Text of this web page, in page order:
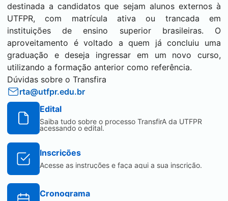
destinada a candidatos que sejam alunos externos à
UTFPR, com matrícula ativa ou trancada em
instituições de ensino superior brasileiras. O
aproveitamento é voltado a quem já concluiu uma
graduação e deseja ingressar em um novo curso,
utilizando a formação anterior como referência.
Dúvidas sobre o Transfira
rta@utfpr.edu.br
Edital
Saiba tudo sobre o processo TransfirA da UTFPR
acessando o edital.
Inscrições
Acesse as instruções e faça aqui a sua inscrição.
(abre em nova aba)
Cronograma